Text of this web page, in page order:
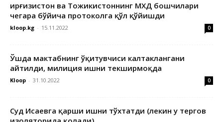
Қирғизистон ва Тожикистоннинг МХДҚ бошчилари
чегара бўйича протоколга қўл қўйишди
kloop.kg - 15.11.2022 0
Ўшда мактабнинг ўқитувчиси калтаклангани
айтилди, милиция ишни текширмоқда
Kloop - 31.10.2022 0
Суд Исаевга қарши ишни тўхтатди (лекин у тергов